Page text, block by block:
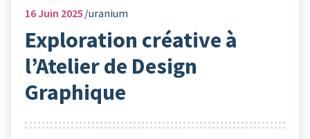
16Juin 2025 uranium
Exploration créative à
l’Atelier de Design
Graphique